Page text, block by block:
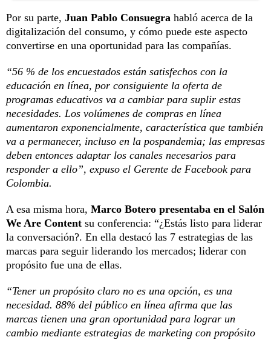
Por su parte, Juan Pablo Consuegra habló acerca de la
digitalización del consumo, y cómo puede este aspecto
convertirse en una oportunidad para las compañías.
“56 % de los encuestados están satisfechos con la
educación en línea, por consiguiente la oferta de
programas educativos va a cambiar para suplir estas
necesidades. Los volúmenes de compras en línea
aumentaron exponencialmente, característica que también
va a permanecer, incluso en la pospandemia; las empresas
deben entonces adaptar los canales necesarios para
responder a ello”, expuso el Gerente de Facebook para
Colombia.
A esa misma hora, Marco Botero presentaba en el Salón
We Are Content su conferencia: “¿Estás listo para liderar
la conversación?. En ella destacó las 7 estrategias de las
marcas para seguir liderando los mercados; liderar con
propósito fue una de ellas.
“Tener un propósito claro no es una opción, es una
necesidad. 88% del público en línea afirma que las
marcas tienen una gran oportunidad para lograr un
cambio mediante estrategias de marketing con propósito